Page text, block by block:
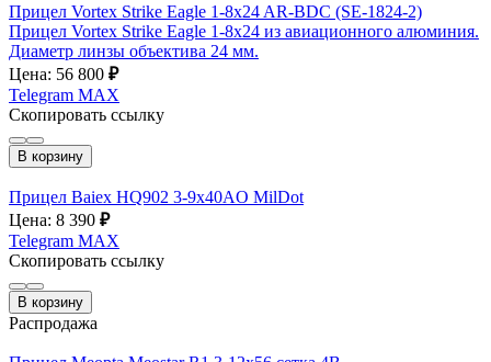
Прицел Vortex Strike Eagle 1-8x24 AR-BDC (SE-1824-2)
Прицел Vortex Strike Eagle 1-8x24 из авиационного алюминия.
Диаметр линзы объектива 24 мм.
Цена: 56 800 ₽
Telegram MAX
Скопировать ссылку
В корзину
Прицел Baiex HQ902 3-9x40AO MilDot
Цена: 8 390 ₽
Telegram MAX
Скопировать ссылку
В корзину
Распродажа